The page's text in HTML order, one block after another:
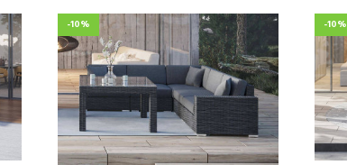
-10% -10%